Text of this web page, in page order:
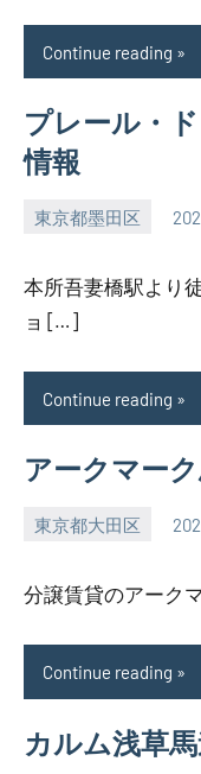
Continue reading
プレール・
情報
東京都墨田区
SEZIMO
本所吾妻橋駅より
ョ […]
Continue reading
アークマー
東京都大田区
SEZIMO
分譲賃貸のアーク
Continue reading
カルム浅草